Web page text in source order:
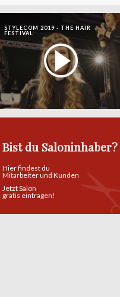
STYLECOM 2019 - THE HAIR
FESTIVAL
Bist du Saloninhaber?
Hier findest du
Mitarbeiter und Kunden
Jetzt Salon
gratis eintragen!